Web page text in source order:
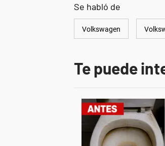
Se habló de
Volkswagen
Te puede